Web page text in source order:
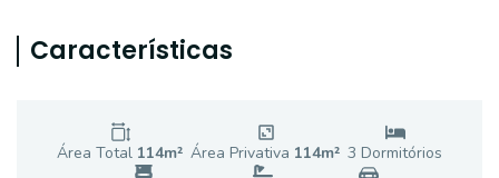
Características
Área Total 114m² Área Privativa 114m² 3 Dormitórios